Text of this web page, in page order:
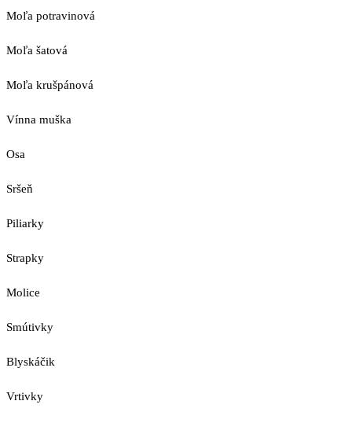
Moľa potravinová
Moľa šatová
Moľa krušpánová
Vínna muška
Osa
Sršeň
Piliarky
Strapky
Molice
Smútivky
Blyskáčik
Vrtivky